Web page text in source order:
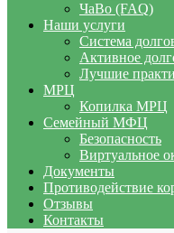
ЧаВо (FAQ)
Наши услуги
Система
Активное
Лучшие
МРЦ
Копилка МРЦ
Семейный МФЦ
Безопасность
Виртуальное
Документы
Противодействие
Отзывы
Контакты